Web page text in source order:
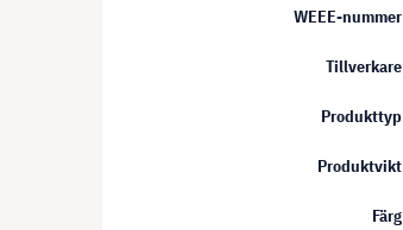
WEEE-nummer
Tillverkare
Produkttyp
Produktvikt
Färg